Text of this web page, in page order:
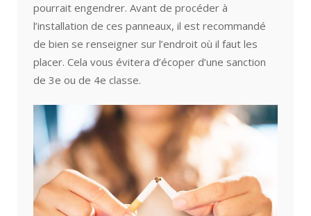
pourrait engendrer. Avant de procéder à
l’installation de ces panneaux, il est recommandé
de bien se renseigner sur l’endroit où il faut les
placer. Cela vous évitera d’écoper d’une sanction
de 3e ou de 4e classe.